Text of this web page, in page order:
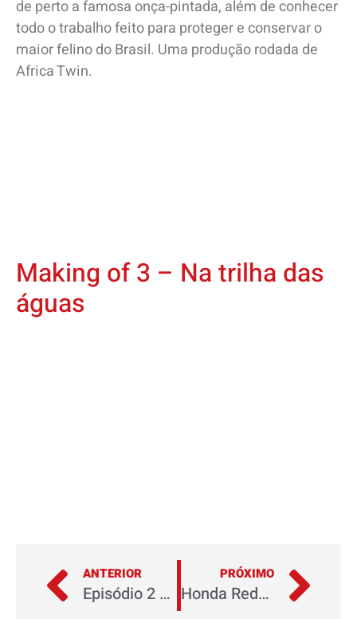
de perto a famosa onça-pintada, além de conhecer
todo o trabalho feito para proteger e conservar o
maior felino do Brasil. Uma produção rodada de
Africa Twin.
Making of 3 – Na trilha das
águas
ANTERIOR
Episódio 2 – Na trilha das águas
PRÓXIMO
Honda RedRider: renovação impulsiona e amplia as atividades